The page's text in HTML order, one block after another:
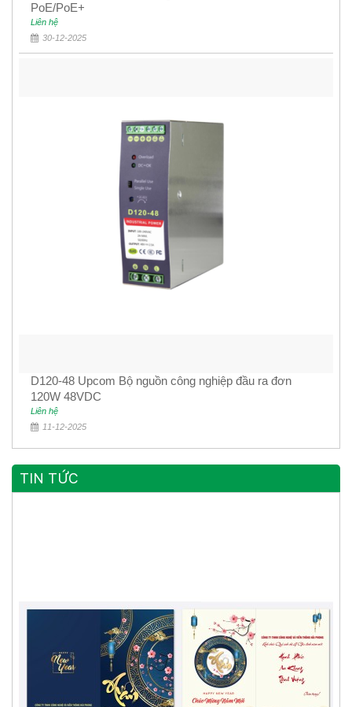
PoE/PoE+
Liên hệ
30-12-2025
D120-48 Upcom Bộ nguồn công nghiệp đầu ra đơn
120W 48VDC
Liên hệ
11-12-2025
TIN TỨC